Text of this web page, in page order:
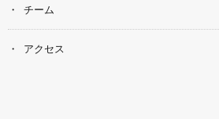
チーム
アクセス